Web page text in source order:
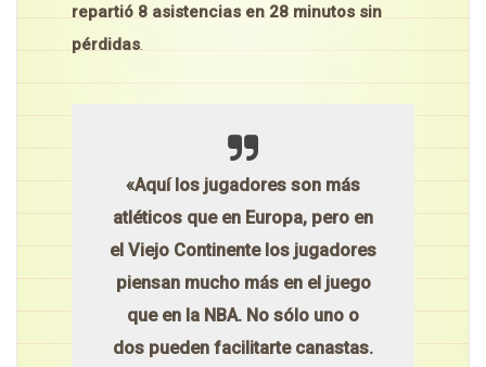
repartió 8 asistencias en 28 minutos sin
pérdidas.
«Aquí los jugadores son más
atléticos que en Europa, pero en
el Viejo Continente los jugadores
piensan mucho más en el juego
que en la NBA. No sólo uno o
dos pueden facilitarte canastas.